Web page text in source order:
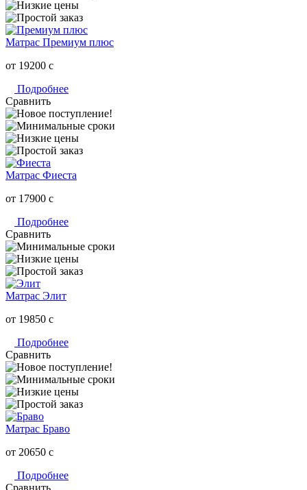
Матрас Премиум плюс
от 19200 c
Подробнее
Сравнить
Матрас Фиеста
от 17900 c
Подробнее
Сравнить
Матрас Элит
от 19850 c
Подробнее
Сравнить
Матрас Браво
от 20650 c
Подробнее
Сравнить